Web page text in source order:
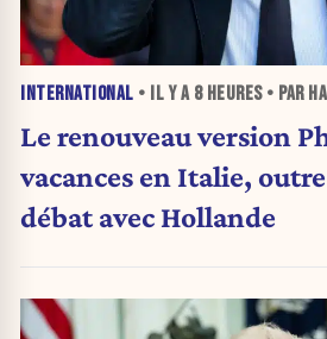
INTERNATIONAL • IL Y A 8 HEURES• PAR
Le renouveau version
vacances en Italie,
débat avec Hollande